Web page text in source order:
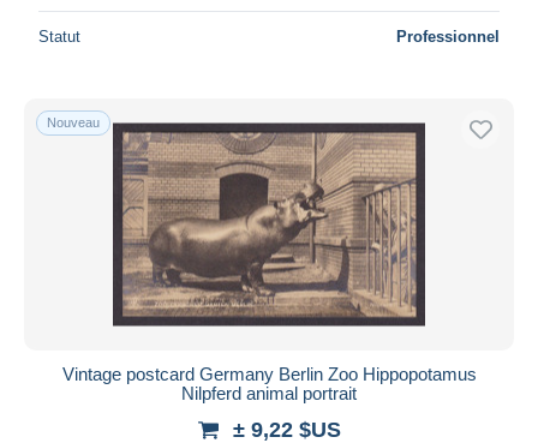
Statut Professionnel
Nouveau
Vintage postcard Germany Berlin Zoo Hippopotamus
Nilpferd animal portrait
± 9,22 $US